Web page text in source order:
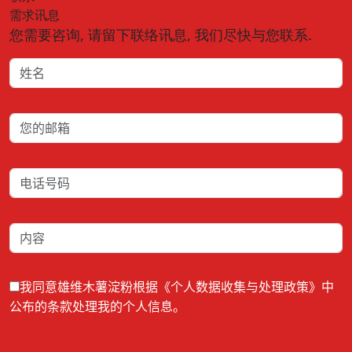
需求讯息
您需要咨询, 请留下联络讯息, 我们尽快与您联系.
我同意雄维木薯淀粉根据《个人数据收集与处理政策》中
公布的条款处理我的个人信息。